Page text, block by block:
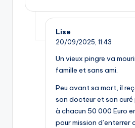
Lise
20/09/2025, 11:43
Un vieux pingre va
famille et sans ami.
Peu avant sa mort, il
son docteur et son curé
à chacun 50 000 Euro
pour mission